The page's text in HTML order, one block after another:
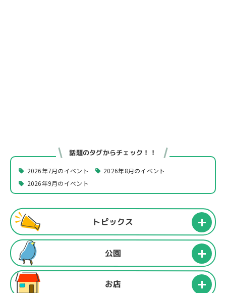
話題のタグからチェック！！
2026年7月のイベント
2026年8月のイベント
2026年9月のイベント
トピックス
公園
お店